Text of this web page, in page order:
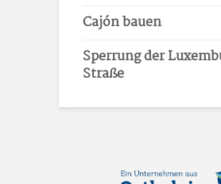
Cajón bauen
Sperrung der
Straße